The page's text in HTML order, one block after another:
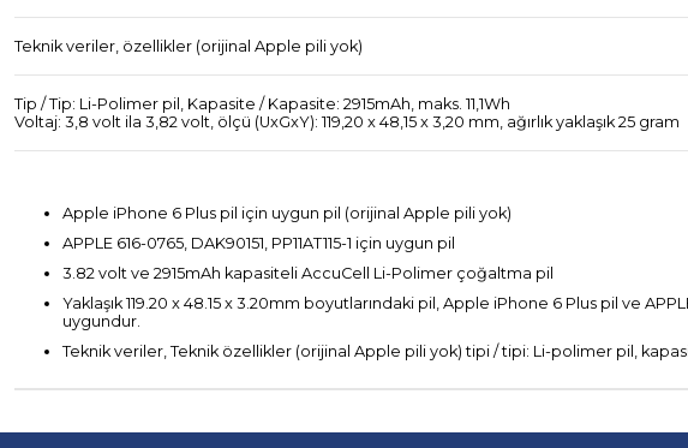
Teknik veriler, özellikler (orijinal Apple pili yok)
Tip / Tip: Li-Polimer pil, Kapasite / Kapasite: 2915mAh, maks. 11,1Wh
Voltaj: 3,8 volt ila 3,82 volt, ölçü (UxGxY): 119,20 x 48,15 x 3,20 mm, ağırlık yaklaşık 25 gram
Apple iPhone 6 Plus pil için uygun pil (orijinal Apple pili yok)
APPLE 616-0765, DAK90151, PP11AT115-1 için uygun pil
3.82 volt ve 2915mAh kapasiteli AccuCell Li-Polimer çoğaltma pil
Yaklaşık 119.20 x 48.15 x 3.20mm boyutlarındaki pil, Apple iPhone 6 Plus pil ve
uygundur.
Teknik veriler, Teknik özellikler (orijinal Apple pili yok) tipi / tipi: Li-polimer pil,